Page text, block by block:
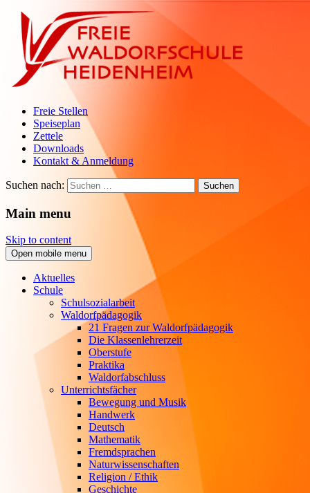
Freie Stellen
Speiseplan
Zettele
Downloads
Kontakt & Anmeldung
Suchen nach:
Main menu
Skip to content
Open mobile menu
Aktuelles
Schule
Schulsozialarbeit
Waldorfpädagogik
21 Fragen zur Waldorfpädagogik
Die Klassenlehrerzeit
Oberstufe
Praktika
Waldorfabschluss
Unterrichtsfächer
Bewegung und Musik
Handwerk
Deutsch
Mathematik
Fremdsprachen
Naturwissenschaften
Religion / Ethik
Geschichte